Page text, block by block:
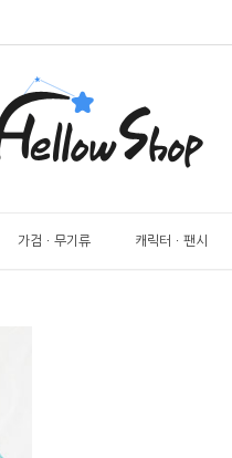
가검ㆍ무기류 캐릭터ㆍ팬시